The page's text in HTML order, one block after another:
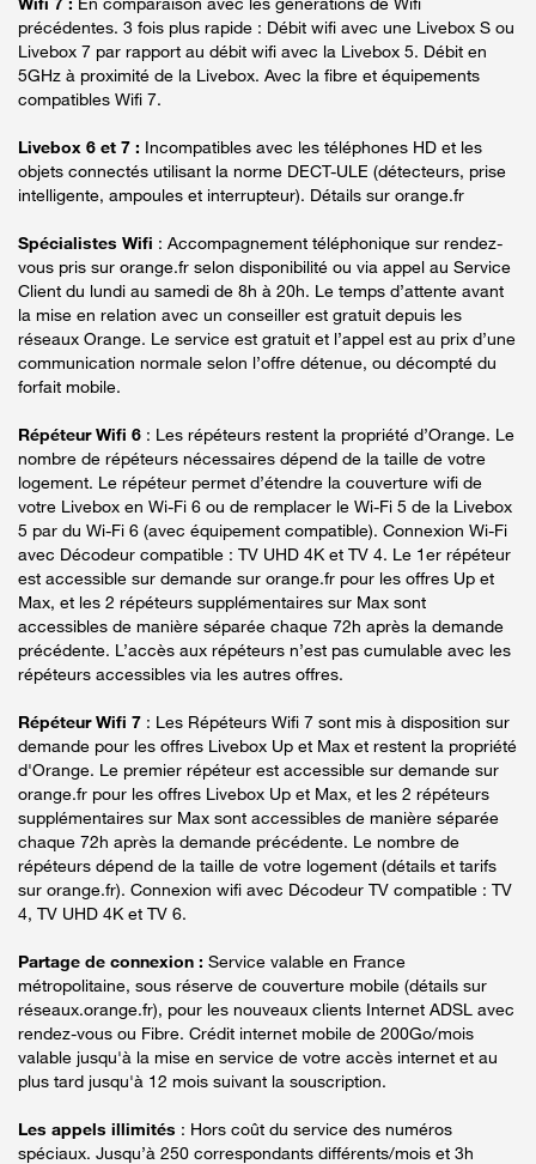
précédentes. 3 fois plus rapide : Débit wifi avec une Livebox S ou
Livebox 7 par rapport au débit wifi avec la Livebox 5. Débit en
5GHz à proximité de la Livebox. Avec la fibre et équipements
compatibles Wifi 7.
Livebox 6 et 7 : Incompatibles avec les téléphones HD et les
objets connectés utilisant la norme DECT-ULE (détecteurs, prise
intelligente, ampoules et interrupteur). Détails sur orange.fr
Spécialistes Wifi : Accompagnement téléphonique sur rendez-
vous pris sur orange.fr selon disponibilité ou via appel au Service
Client du lundi au samedi de 8h à 20h. Le temps d’attente avant
la mise en relation avec un conseiller est gratuit depuis les
réseaux Orange. Le service est gratuit et l’appel est au prix d’une
communication normale selon l’offre détenue, ou décompté du
forfait mobile.
Répéteur Wifi 6 : Les répéteurs restent la propriété d’Orange. Le
nombre de répéteurs nécessaires dépend de la taille de votre
logement. Le répéteur permet d’étendre la couverture wifi de
votre Livebox en Wi-Fi 6 ou de remplacer le Wi-Fi 5 de la Livebox
5 par du Wi-Fi 6 (avec équipement compatible). Connexion Wi-Fi
avec Décodeur compatible : TV UHD 4K et TV 4. Le 1er répéteur
est accessible sur demande sur orange.fr pour les offres Up et
Max, et les 2 répéteurs supplémentaires sur Max sont
accessibles de manière séparée chaque 72h après la demande
précédente. L’accès aux répéteurs n’est pas cumulable avec les
répéteurs accessibles via les autres offres.
Répéteur Wifi 7 : Les Répéteurs Wifi 7 sont mis à disposition sur
demande pour les offres Livebox Up et Max et restent la propriété
d'Orange. Le premier répéteur est accessible sur demande sur
orange.fr pour les offres Livebox Up et Max, et les 2 répéteurs
supplémentaires sur Max sont accessibles de manière séparée
chaque 72h après la demande précédente. Le nombre de
répéteurs dépend de la taille de votre logement (détails et tarifs
sur orange.fr). Connexion wifi avec Décodeur TV compatible : TV
4, TV UHD 4K et TV 6.
Partage de connexion : Service valable en France
métropolitaine, sous réserve de couverture mobile (détails sur
réseaux.orange.fr), pour les nouveaux clients Internet ADSL avec
rendez-vous ou Fibre. Crédit internet mobile de 200Go/mois
valable jusqu'à la mise en service de votre accès internet et au
plus tard jusqu'à 12 mois suivant la souscription.
Les appels illimités : Hors coût du service des numéros
spéciaux. Jusqu’à 250 correspondants différents/mois et 3h